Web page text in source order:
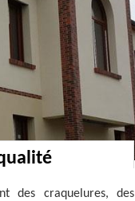
des craquelures, des